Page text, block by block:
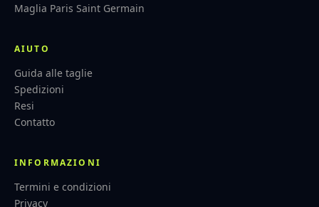
Maglia Paris Saint Germain
AIUTO
Guida alle taglie
Spedizioni
Resi
Contatto
INFORMAZIONI
Termini e condizioni
Privacy